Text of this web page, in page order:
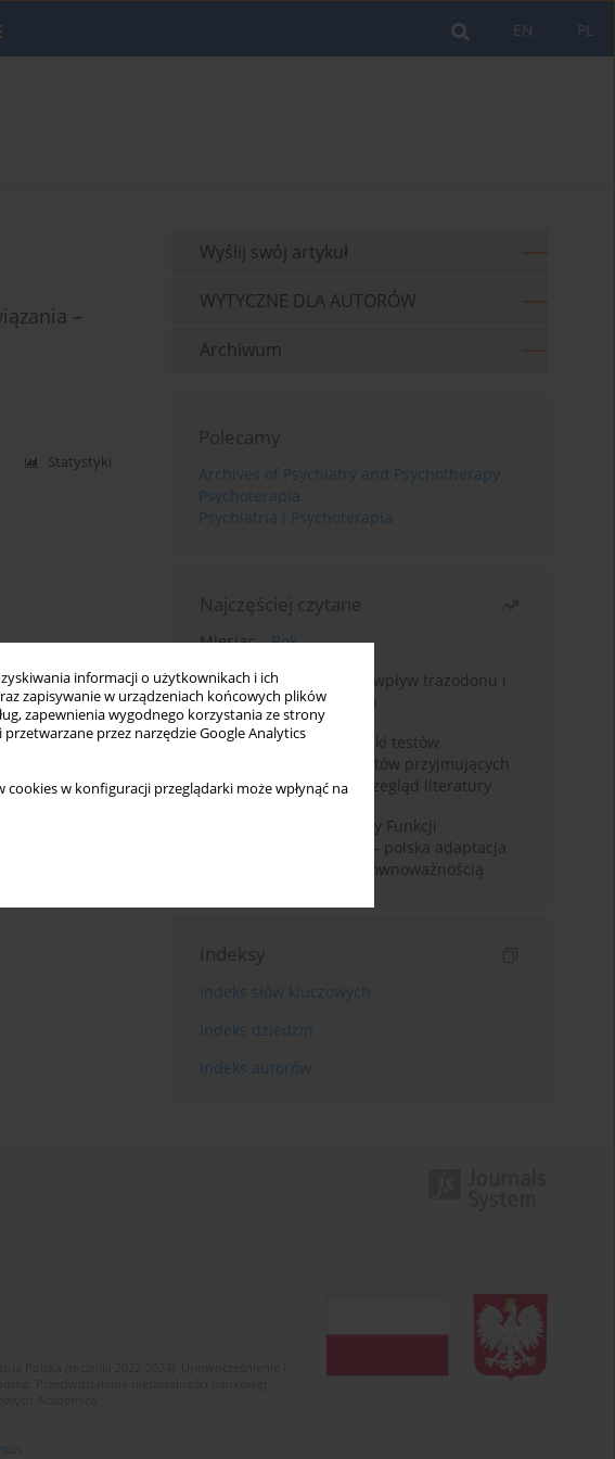
informacji o użytkownikach i ich
zapisywanie w urządzeniach końcowych plików
zapewnienia wygodnego korzystania ze strony
przetwarzane przez narzędzie Google Analytics
w konfiguracji przeglądarki może wpłynąć na
PL
EN
–
Statystyki
Wyślij swój artykuł
WYTYCZNE DLA AUTORÓW
Archiwum
Polecamy
Archives of Psychiatry and Psychotherapy
Psychoterapia
Psychiatria i Psychoterapia
Najczęściej czytane
Miesiąc
Rok
Leczenie bezsenności – wpływ trazodonu i
leków nasennych na sen
Fałszywie dodatnie wyniki testów
narkotykowych u pacjentów przyjmujących
leki psychotropowe – przegląd literatury
Montrealska Skala Oceny Funkcji
Poznawczych MoCA 7.2.– polska adaptacja
metody i badania nad równoważnością
Indeksy
Indeks słów kluczowych
Indeks dziedzin
Indeks autorów